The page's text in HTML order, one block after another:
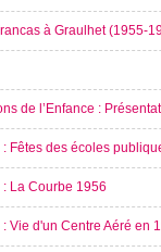
à Graulhet (1955-
de l’Enfance :
: Fêtes des écoles
: La Courbe 1956
: Vie d'un Centre Aéré en